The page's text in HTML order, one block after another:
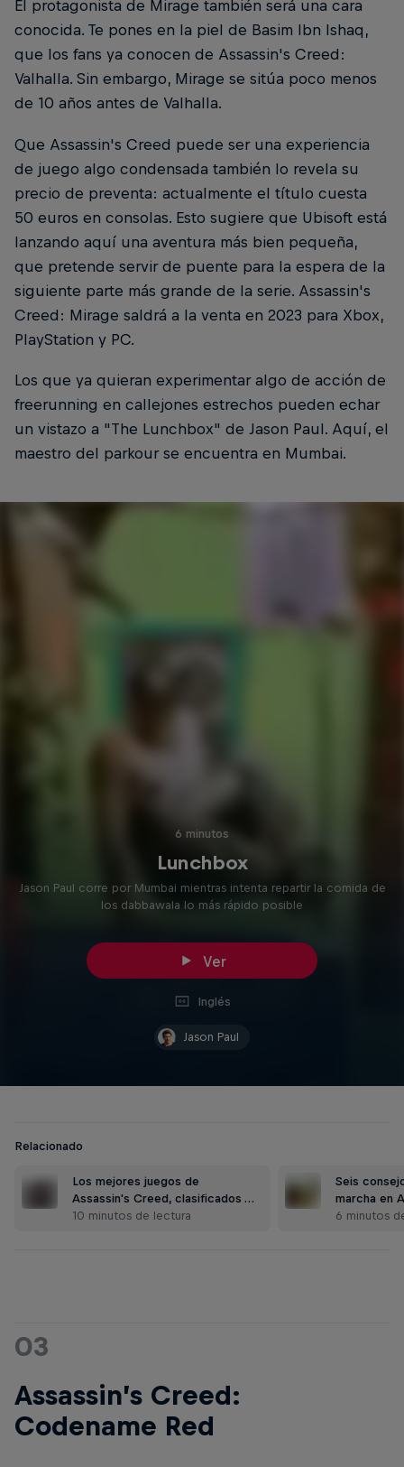
El protagonista de Mirage también será una cara
conocida. Te pones en la piel de Basim Ibn Ishaq,
que los fans ya conocen de Assassin's Creed:
Valhalla. Sin embargo, Mirage se sitúa poco menos
de 10 años antes de Valhalla.
Que Assassin's Creed puede ser una experiencia
de juego algo condensada también lo revela su
precio de preventa: actualmente el título cuesta
50 euros en consolas. Esto sugiere que Ubisoft está
lanzando aquí una aventura más bien pequeña,
que pretende servir de puente para la espera de la
siguiente parte más grande de la serie. Assassin's
Creed: Mirage saldrá a la venta en 2023 para Xbox,
PlayStation y PC.
Los que ya quieran experimentar algo de acción de
freerunning en callejones estrechos pueden echar
un vistazo a "The Lunchbox" de Jason Paul. Aquí, el
maestro del parkour se encuentra en Mumbai.
6 minutos
Lunchbox
Jason Paul corre por Mumbai mientras intenta repartir la comida de
los dabbawala lo más rápido posible
Ver
Inglés
Jason Paul
Relacionado
Los mejores juegos de
Assassin's Creed, clasificados …
10 minutos de lectura
Seis
marcha en
6 minutos
03
Assassin’s Creed:
Codename Red